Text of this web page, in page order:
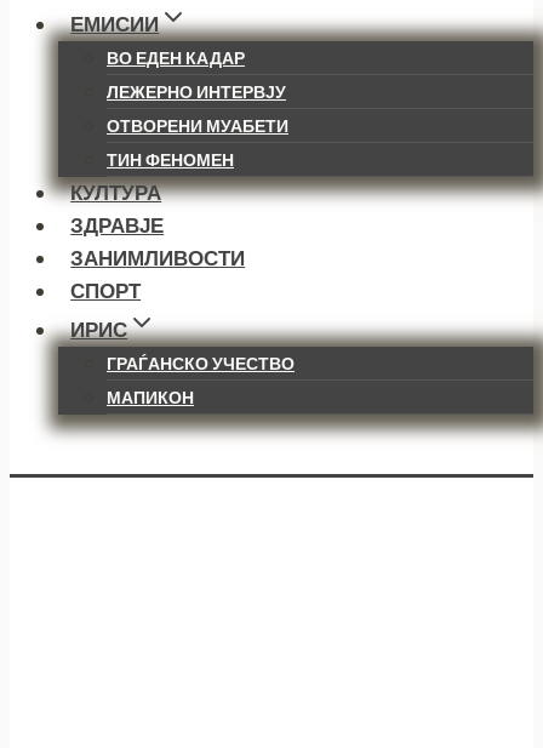
ЕМИСИИ
ВО ЕДЕН КАДАР
ЛЕЖЕРНО ИНТЕРВЈУ
ОТВОРЕНИ МУАБЕТИ
ТИН ФЕНОМЕН
КУЛТУРА
ЗДРАВЈЕ
ЗАНИМЛИВОСТИ
СПОРТ
ИРИС
ГРАЃАНСКО УЧЕСТВО
МАПИКОН